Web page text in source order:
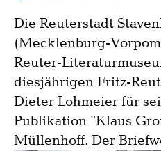
Die Reuterstadt
(Mecklenburg-
Reuter-
diesjährigen Fritz-
Dieter Lohmeier für
Publikation "Klaus
Müllenhoff. Der